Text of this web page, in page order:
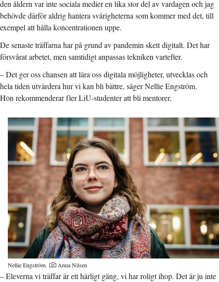
den åldern var inte sociala medier en lika stor del av vardagen och jag
behövde därför aldrig hantera svårigheterna som kommer med det, till
exempel att hålla koncentrationen uppe.
De senaste träffarna har på grund av pandemin skett digitalt. Det har
försvårat arbetet, men samtidigt anpassas tekniken vartefter.
– Det ger oss chansen att lära oss digitala möjligheter, utvecklas och
hela tiden utvärdera hur vi kan bli bättre, säger Nellie Engström.
Hon rekommenderar fler LiU-studenter att bli mentorer.
Nellie Engström. Anna Nilsen
– Eleverna vi träffar är ett härligt gäng, vi har roligt ihop. Det är ju inte